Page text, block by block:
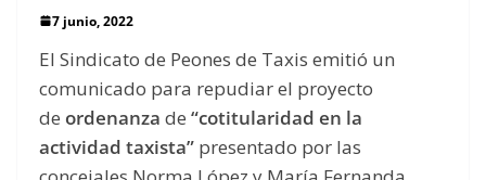
7 junio, 2022
El Sindicato de Peones de Taxis emitió un
comunicado para repudiar el proyecto
de ordenanza de “cotitularidad en la
actividad taxista” presentado por las